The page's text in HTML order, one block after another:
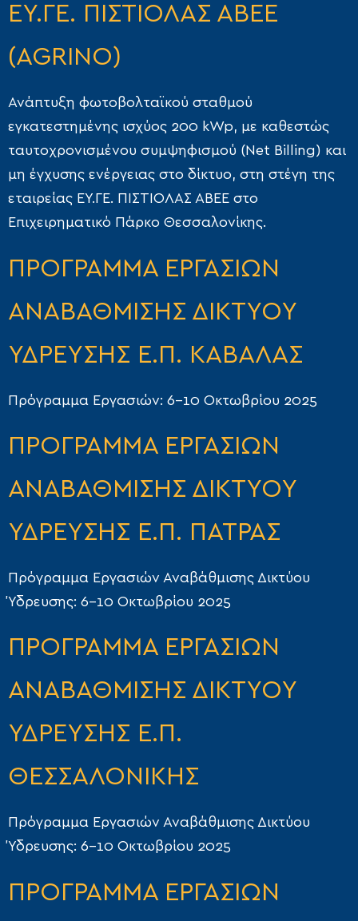
ΕΥ.ΓΕ. ΠΙΣΤΙΟΛΑΣ ΑΒΕΕ
(AGRINO)
Ανάπτυξη φωτοβολταϊκού σταθμού
εγκατεστημένης ισχύος 200 kWp, με καθεστώς
ταυτοχρονισμένου συμψηφισμού (Net Billing) και
μη έγχυσης ενέργειας στο δίκτυο, στη στέγη της
εταιρείας ΕΥ.ΓΕ. ΠΙΣΤΙΟΛΑΣ ΑΒΕΕ στο
Επιχειρηματικό Πάρκο Θεσσαλονίκης.
ΠΡΟΓΡΑΜΜΑ ΕΡΓΑΣΙΩΝ
ΑΝΑΒΑΘΜΙΣΗΣ ΔΙΚΤΥΟΥ
ΥΔΡΕΥΣΗΣ Ε.Π. ΚΑΒΑΛΑΣ
Πρόγραμμα Εργασιών: 6–10 Οκτωβρίου 2025
ΠΡΟΓΡΑΜΜΑ ΕΡΓΑΣΙΩΝ
ΑΝΑΒΑΘΜΙΣΗΣ ΔΙΚΤΥΟΥ
ΥΔΡΕΥΣΗΣ Ε.Π. ΠΑΤΡΑΣ
Πρόγραμμα Εργασιών Αναβάθμισης Δικτύου
Ύδρευσης: 6-10 Οκτωβρίου 2025
ΠΡΟΓΡΑΜΜΑ ΕΡΓΑΣΙΩΝ
ΑΝΑΒΑΘΜΙΣΗΣ ΔΙΚΤΥΟΥ
ΥΔΡΕΥΣΗΣ Ε.Π.
ΘΕΣΣΑΛΟΝΙΚΗΣ
Πρόγραμμα Εργασιών Αναβάθμισης Δικτύου
Ύδρευσης: 6–10 Οκτωβρίου 2025
ΠΡΟΓΡΑΜΜΑ ΕΡΓΑΣΙΩΝ